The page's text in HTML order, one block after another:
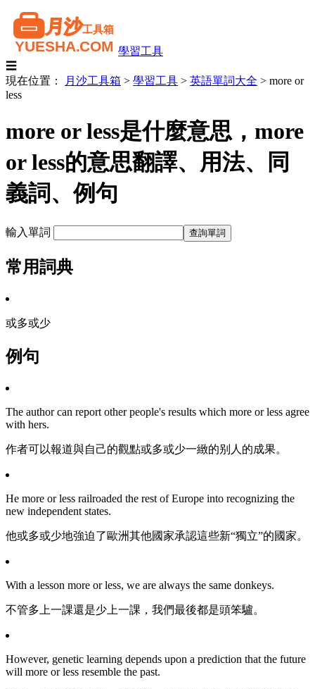
學習工具
☰
現在位置：
月沙工具箱 > 學習工具 > 英語單詞大全 > more or
less
more or less是什麼意思，more
or less的意思翻譯、用法、同
義詞、例句
輸入單詞
常用詞典
或多或少
例句
The author can report other people's results which more or less agree
with hers.
作者可以報道與自己的觀點或多或少一緻的别人的成果。
He more or less railroaded the rest of Europe into recognizing the
new independent states.
他或多或少地強迫了歐洲其他國家承認這些新“獨立”的國家。
With a lesson more or less, we are always the same donkeys.
不管多上一課還是少上一課，我們最後都是頭笨驢。
However, genetic learning depends upon a prediction that the future
will more or less resemble the past.